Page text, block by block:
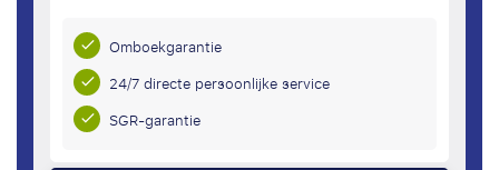
Omboekgarantie
24/7 directe persoonlijke service
SGR-garantie